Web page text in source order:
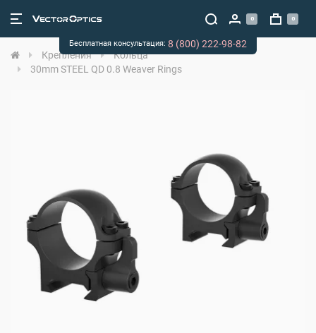
0 0
Крепления
Кольца
30mm STEEL QD 0.8 Weaver Rings
Бесплатная консультация: 8 (800) 222-98-82